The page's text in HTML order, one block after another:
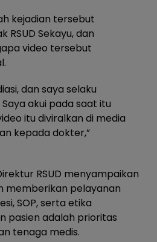
kejadian tersebut
RSUD Sekayu, dan
video tersebut
dan saya selaku
akui pada saat itu
itu diviralkan di media
kepada dokter,”
RSUD menyampaikan
memberikan pelayanan
SOP, serta etika
pasien adalah prioritas
tenaga medis.